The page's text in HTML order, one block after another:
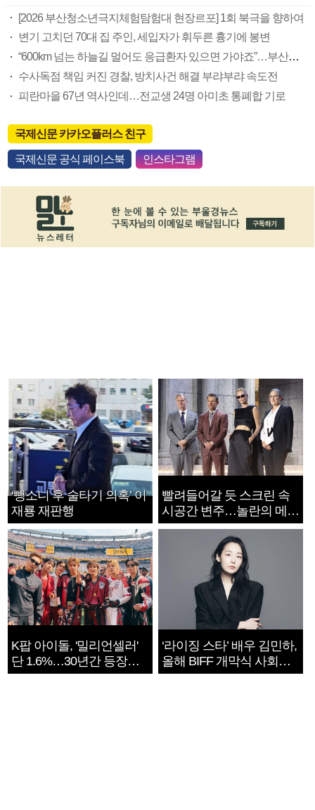
[2026 부산청소년극지체험탐험대 현장르포] 1회 북극을 향하여
변기 고치던 70대 집 주인, 세입자가 휘두른 흉기에 봉변
“600km 넘는 하늘길 멀어도 응급환자 있으면 가야죠”…부산소방항공대 활약상 눈길
수사독점 책임 커진 경찰, 방치사건 해결 부랴부랴 속도전
피란마을 67년 역사인데…전교생 24명 아미초 통폐합 기로
국제신문 카카오플러스 친구
국제신문 공식 페이스북 인스타그램
‘뺑소니 후 술타기 의혹’ 이
재룡 재판행
빨려들어갈 듯 스크린 속
시공간 변주…놀란의 메시
지는 ‘전쟁 속죄’
K팝 아이돌, '밀리언셀러'
단 1.6%…30년간 등장
1182개팀 전수조사
‘라이징 스타’ 배우 김민하,
올해 BIFF 개막식 사회자
확정